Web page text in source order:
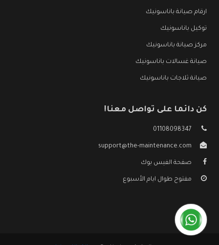
ارقام صيانة باناسونيك
توكيل باناسونيك
مركز صيانة باناسونيك
صيانة غسالات باناسونيك
صيانة ثلاجات باناسونيك
كن دائما على تواصل معنا!
01108098347
support@the-maintenance.com
صفحة الفيس بوك
مفتوح طوال ايام الأسبوع